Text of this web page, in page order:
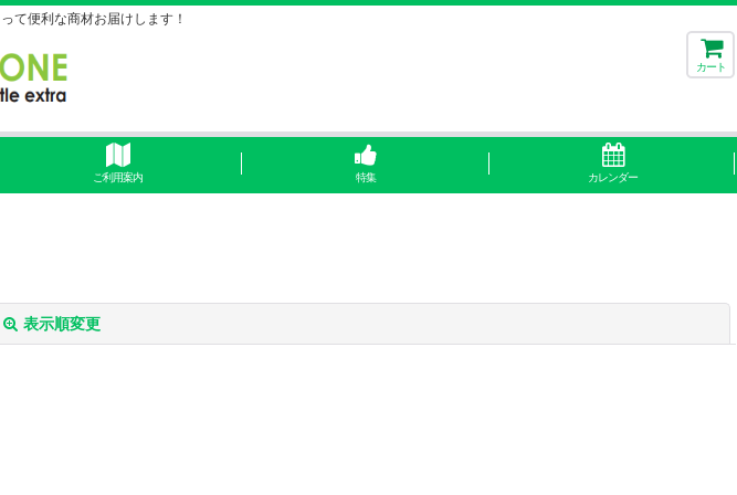
て便利な商材お届けします！
カート
ご利用案内 特集 カレンダー
表示順変更